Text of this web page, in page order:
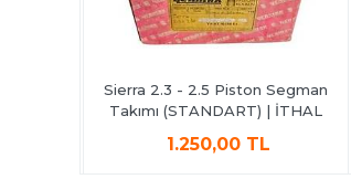
Sierra 2.3 - 2.5 Piston Segman
Takımı (STANDART) | İTHAL
1.250,00 TL